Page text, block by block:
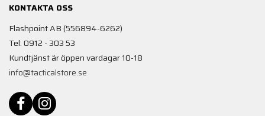
KONTAKTA OSS
Flashpoint AB (556894-6262)
Tel. 0912 - 303 53
Kundtjänst är öppen vardagar 10-18
info@tacticalstore.se